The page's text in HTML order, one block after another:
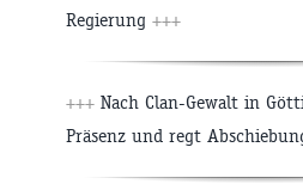
Regierung +++
+++ Nach Clan-Gewalt in
Präsenz und regt